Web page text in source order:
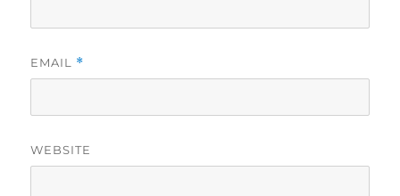
EMAIL *
WEBSITE